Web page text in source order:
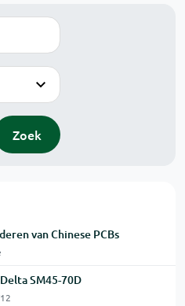
Zoek
van Chinese PCBs
SM45-70D